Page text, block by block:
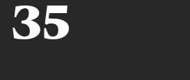
Pubbliredazionale
35